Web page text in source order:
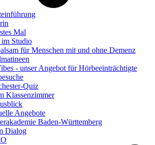
Mal
im Studio
für Menschen mit und ohne Demenz
- unser Angebot für Hörbeeinträchtigte
Quiz
Klassenzimmer
Angebote
Baden-Württemberg
Dialog